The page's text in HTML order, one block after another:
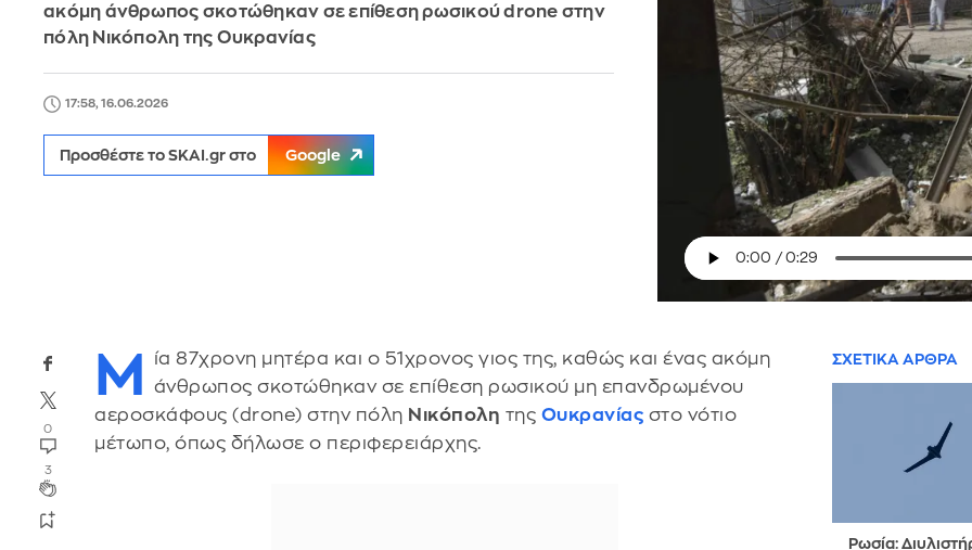
ακόμη άνθρωπος σκοτώθηκαν σε επίθεση ρωσικού drone στην
πόλη Νικόπολη της Ουκρανίας
17:58, 16.06.2026
Προσθέστε το SKAI.gr στο Google
0
3
Μ
ία 87χρονη μητέρα και ο 51χρονος γιος της, καθώς και ένας ακόμη
άνθρωπος σκοτώθηκαν σε επίθεση ρωσικού μη επανδρωμένου
αεροσκάφους (drone) στην πόλη Νικόπολη της Ουκρανίας στο νότιο
μέτωπο, όπως δήλωσε ο περιφερειάρχης.
ΣΧΕΤΙΚΑ ΑΡΘΡΑ
Ρωσία: